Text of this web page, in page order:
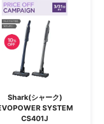
Shark(シャーク)
SYSTEM
CS401J